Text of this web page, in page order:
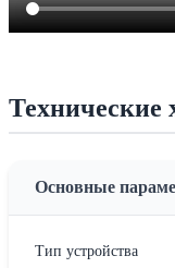
Технические
Основные
Тип устройства